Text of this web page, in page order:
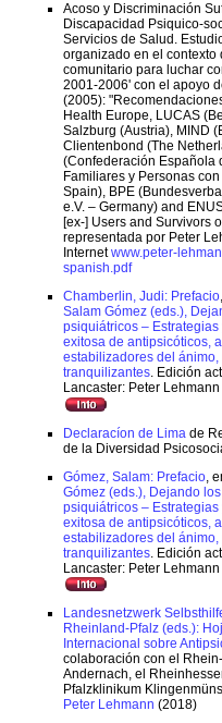
Acoso y Discriminación
Discapacidad Psiquico-
Servicios de Salud.
organizado en el contexto
comunitario para luchar
2001-2006' con el apoyo
(2005):
Health Europe, LUCAS
Salzburg (Austria), MIND
Clientenbond (The
(Confederación Española
Familiares y Personas
Spain), BPE
e.V. – Germany) and
[ex-] Users and Survivors
representada por Peter
Internetwww.peter-
spanish.pdf
Chamberlin, Judi: Prefacio
Salam Gómez (eds.),
psiquiátricos –
exitosa de antipsicóticos,
estabilizadores del
tranquilizantes. Edición
Lancaster: Peter
Declaracíon de Lima de
de la Diversidad
Gómez, Salam: Prefacio ,
Gómez (eds.), Dejando
psiquiátricos –
exitosa de antipsicóticos,
estabilizadores del
tranquilizantes . Edición
Lancaster: Peter
Landesnetzwerk
Rheinland-Pfalz (eds.):
Internacional sobre
colaboración con el
Andernach, el
Pfalzklinikum
Peter Lehmann (2018)